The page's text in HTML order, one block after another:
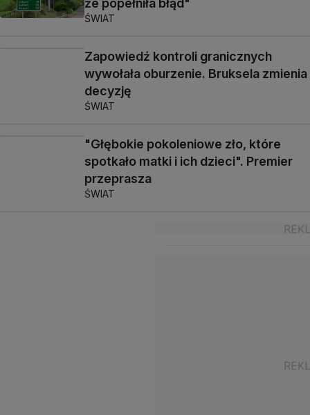
ŚWIAT
Zapowiedź kontroli granicznych
wywołała oburzenie. Bruksela zmienia
decyzję
ŚWIAT
"Głębokie pokoleniowe zło, które
spotkało matki i ich dzieci". Premier
przeprasza
ŚWIAT